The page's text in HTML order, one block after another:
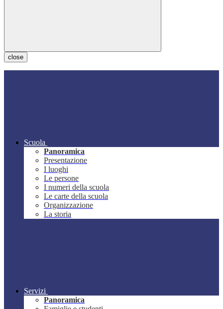
close
Scuola
Panoramica
Presentazione
I luoghi
Le persone
I numeri della scuola
Le carte della scuola
Organizzazione
La storia
Servizi
Panoramica